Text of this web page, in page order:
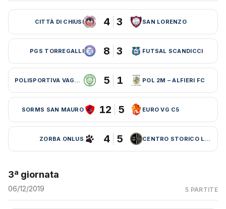
CITTÀ DI CHIUSI 4 3 SAN LORENZO
PGS TORREGALLI 8 3 FUTSAL SCANDICCI
POLISPORTIVA VAGLIA 5 1 POL 2M – ALFIERI FC
SORMS SAN MAURO 12 5 EURO VG C5
ZORBA ONLUS 4 5 CENTRO STORICO LEBOWSKI
3ª giornata
06/12/2019 5 PARTITE